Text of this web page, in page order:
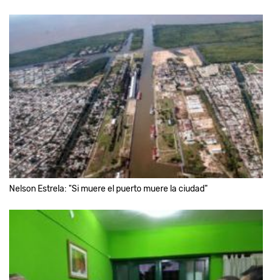
Nelson Estrela: "Si muere el puerto muere la ciudad"